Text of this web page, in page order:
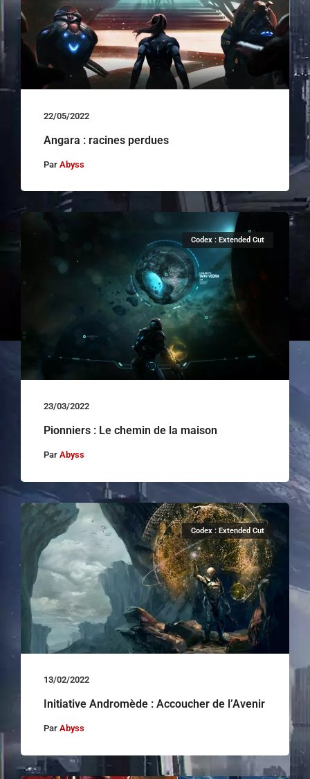
22/05/2022
Angara : racines perdues
Par Abyss
Codex : Extended Cut
23/03/2022
Pionniers : Le chemin de la maison
Par Abyss
Codex : Extended Cut
13/02/2022
Initiative Andromède : Accoucher de l’Avenir
Par Abyss